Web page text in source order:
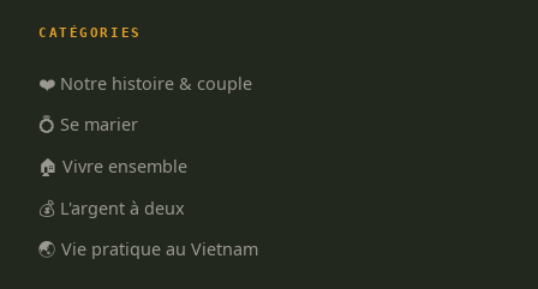
CATÉGORIES
❤️ Notre histoire & couple
💍 Se marier
🏠 Vivre ensemble
💰 L'argent à deux
🌏 Vie pratique au Vietnam